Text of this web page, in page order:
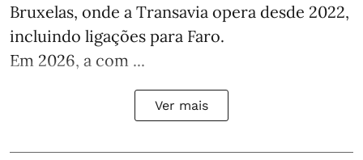
Bruxelas, onde a Transavia opera desde 2022,
incluindo ligações para Faro.
Em 2026, a com ...
Ver mais